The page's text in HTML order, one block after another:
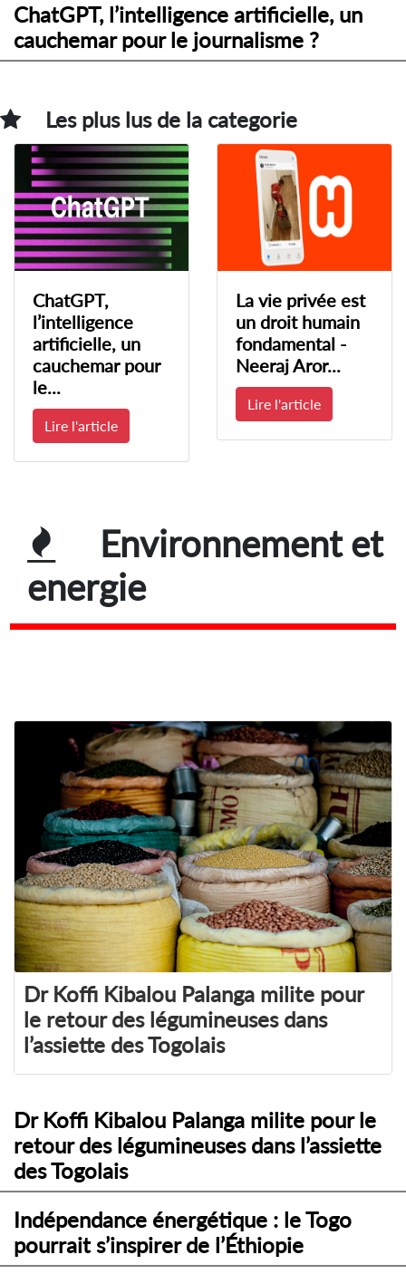
ChatGPT, l’intelligence artificielle, un
cauchemar pour le journalisme ?
Les plus lus de la categorie
ChatGPT,
l’intelligence
artificielle, un
cauchemar pour
le...
Lire l'article
La vie privée est
un droit humain
fondamental -
Neeraj Aror...
Lire l'article
Environnement et
energie
Dr Koffi Kibalou Palanga milite pour
le retour des légumineuses dans
l’assiette des Togolais
Dr Koffi Kibalou Palanga milite pour le
retour des légumineuses dans l’assiette
des Togolais
Indépendance énergétique : le Togo
pourrait s’inspirer de l’Éthiopie